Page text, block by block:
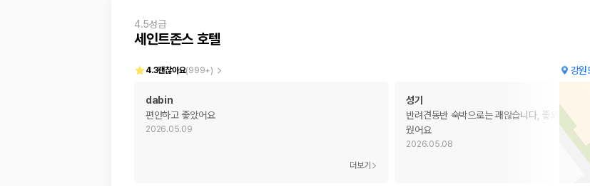
제주렌트카 가격비교는 카모아에서 한 번에
제주도 렌트카는 업체마다 차량 가격, 보험 조건, 면책금, 보상 한도, 인수 장소, 취소 규정이 다릅니다. 카모아는 여러 제주 렌트카 업체
4.5성급
세인트존스 호텔
강
4.3괜찮아요(999+)
dabin
편안하고 좋았어요
2026.05.09
더보기
성기
반려견동반 숙박으로는 괘않습니다, 좋와요 청소
웠어요
2026.05.08